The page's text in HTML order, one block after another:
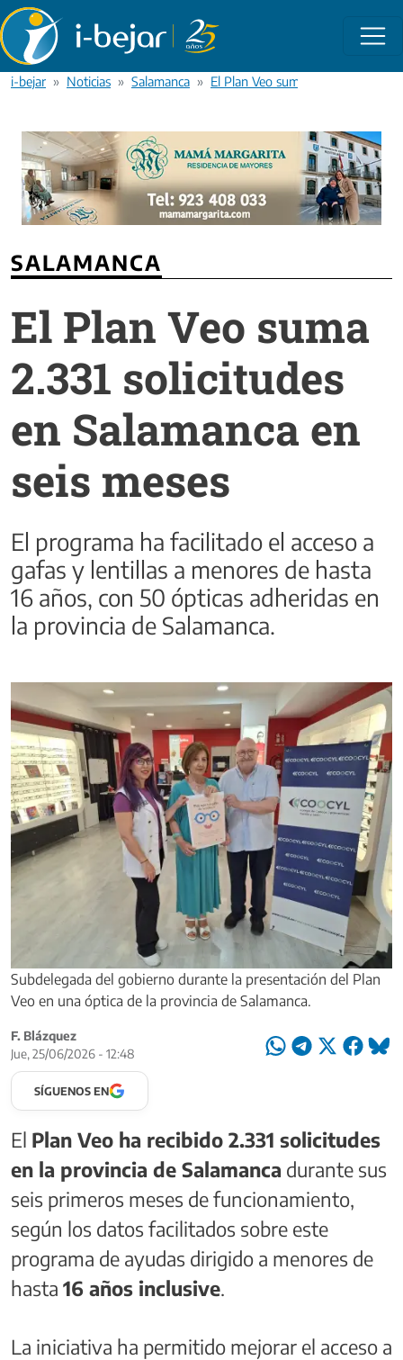
Pasar al contenido principal
i-bejar Noticias Salamanca El Plan Veo suma 2.331 solicitudes
SALAMANCA
El Plan Veo suma
2.331 solicitudes
en Salamanca en
seis meses
El programa ha facilitado el acceso a
gafas y lentillas a menores de hasta
16 años, con 50 ópticas adheridas en
la provincia de Salamanca.
Subdelegada del gobierno durante la presentación del Plan
Veo en una óptica de la provincia de Salamanca.
F. Blázquez
Jue, 25/06/2026 - 12:48
SÍGUENOS EN
El Plan Veo ha recibido 2.331 solicitudes
en la provincia de Salamanca durante sus
seis primeros meses de funcionamiento,
según los datos facilitados sobre este
programa de ayudas dirigido a menores de
hasta 16 años inclusive.
La iniciativa ha permitido mejorar el acceso a